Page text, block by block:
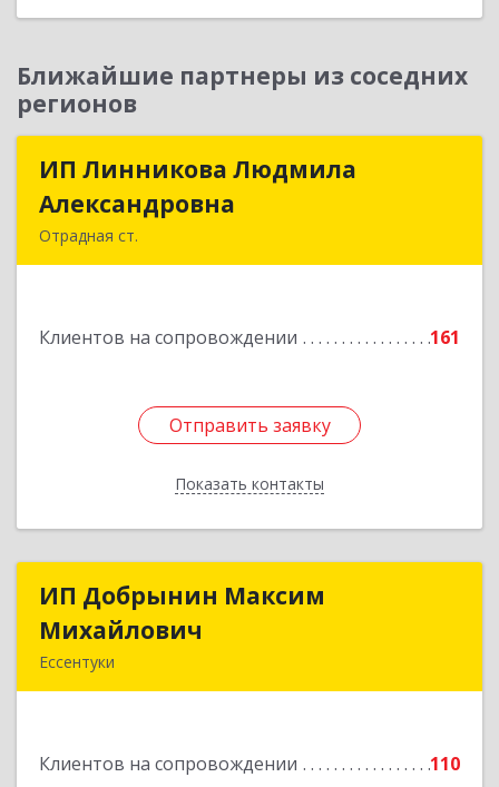
Ближайшие партнеры из соседних
регионов
ИП Линникова Людмила
Александровна
Отрадная ст.
Клиентов на сопровождении 161
Отправить заявку
Показать контакты
ИП Линникова Людмила
Подробнее
Отправить заявку
Назад
ИП Добрынин Максим
Михайлович
Ессентуки
Клиентов на сопровождении 110
ИП Добрынин Максим
Подробнее